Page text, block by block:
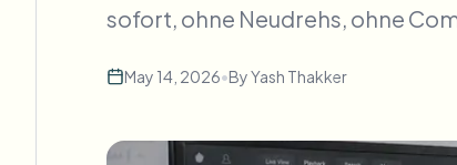
sofort, ohne Neudrehs, ohne
May 14, 2026•ByYash Thakker